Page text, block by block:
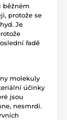
běžném
protože se
Je
řadě
molekuly
účinky
jsou
nesmrdí.